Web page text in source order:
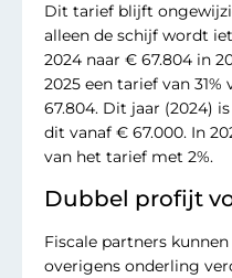
Dit tarief blijft
alleen de schijf wordt
2024 naar € 67.804 in
2025 een tarief van
67.804. Dit jaar (2024)
dit vanaf € 67.000. In
van het tarief met 2%.
Dubbel profijt
Fiscale partners
overigens onderling